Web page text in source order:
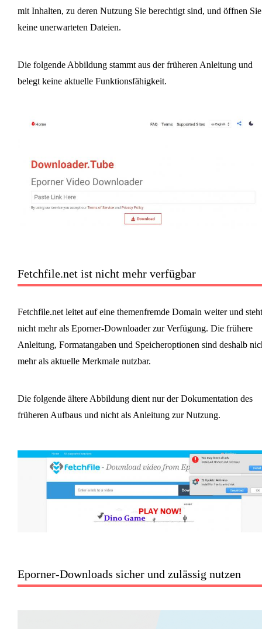
mit Inhalten, zu deren Nutzung Sie berechtigt sind, und öffnen Sie
keine unerwarteten Dateien.
Die folgende Abbildung stammt aus der früheren Anleitung und
belegt keine aktuelle Funktionsfähigkeit.
Fetchfile.net ist nicht mehr verfügbar
Fetchfile.net leitet auf eine themenfremde Domain weiter und steht
nicht mehr als Eporner-Downloader zur Verfügung. Die frühere
Anleitung, Formatangaben und Speicheroptionen sind deshalb
mehr als aktuelle Merkmale nutzbar.
Die folgende ältere Abbildung dient nur der Dokumentation des
früheren Aufbaus und nicht als Anleitung zur Nutzung.
Eporner-Downloads sicher und zulässig nutzen